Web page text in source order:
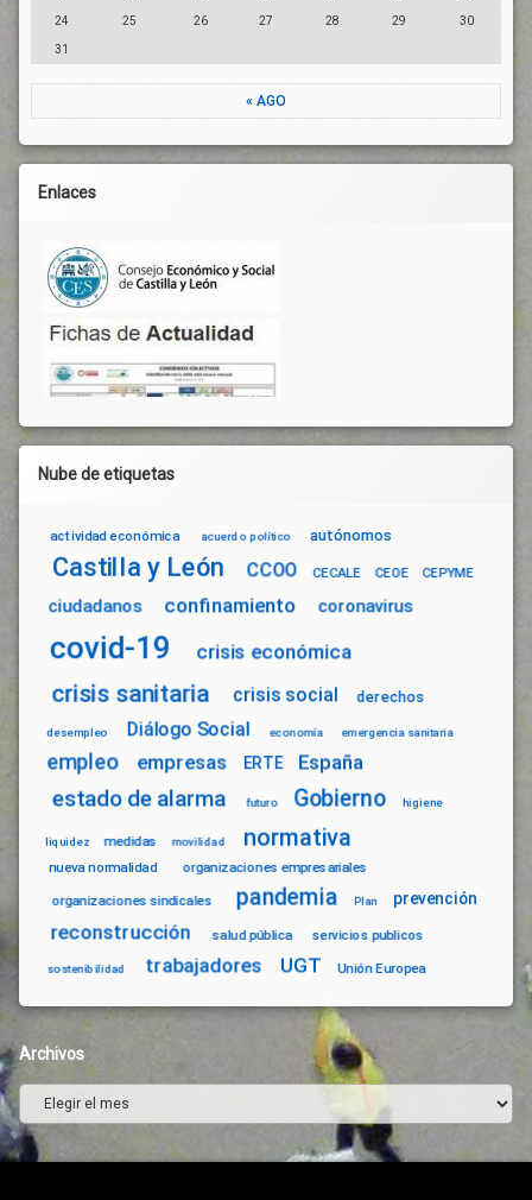
24 25 26 27 28 29 30
31
« AGO
Enlaces
Nube de etiquetas
actividad económica acuerdo político autónomos
Castilla y León CCOO CECALE CEOE CEPYME
ciudadanos confinamiento coronavirus
covid-19 crisis económica
crisis sanitaria crisis social derechos
desempleo Diálogo Social economía emergencia sanitaria
empleo empresas ERTE España
estado de alarma futuro Gobierno higiene
liquidez medidas movilidad normativa
nueva normalidad organizaciones empresariales
organizaciones sindicales pandemia Plan prevención
reconstrucción salud pública servicios publicos
sostenibilidad trabajadores UGT Unión Europea
Archivos
Archivos